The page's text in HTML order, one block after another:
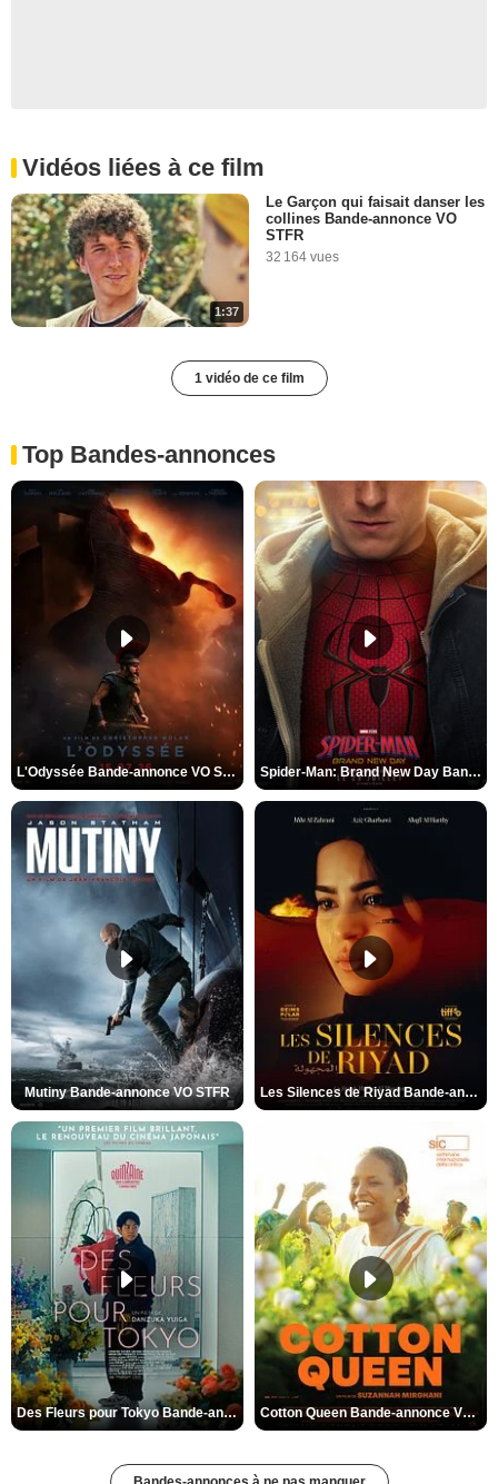
Vidéos liées à ce film
1:37
Le Garçon qui faisait danser les
collines Bande-annonce VO
STFR
32 164 vues
1 vidéo de ce film
Top Bandes-annonces
L'Odyssée Bande-annonce VO STFR Spider-Man: Brand New Day Bande-annonce VO STFR
Mutiny Bande-annonce VO STFR Les Silences de Riyad Bande-annonce VO STFR
Des Fleurs pour Tokyo Bande-annonce VO STFR Cotton Queen Bande-annonce VO STFR